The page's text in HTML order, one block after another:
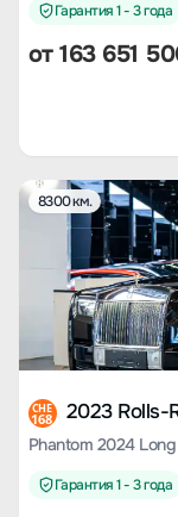
Гарантия 1 - 3 года
от163 651
8300 км.
CHE
168 2023 Rolls-
Phantom 2024
Гарантия 1 - 3 года